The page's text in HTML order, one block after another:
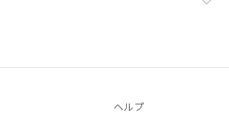
ヘルプ